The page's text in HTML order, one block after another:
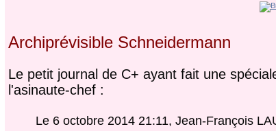
Archiprévisible Schneidermann
Le petit journal de C+ ayant fait une
l'asinaute-chef :
Le 6 octobre 2014 21:11, Jean-François